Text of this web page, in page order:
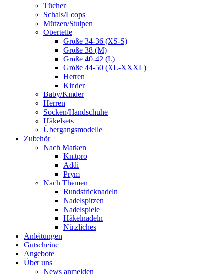
Tücher
Schals/Loops
Mützen/Stulpen
Oberteile
Größe 34-36 (XS-S)
Größe 38 (M)
Größe 40-42 (L)
Größe 44-50 (XL-XXXL)
Herren
Kinder
Baby/Kinder
Herren
Socken/Handschuhe
Häkelsets
Übergangsmodelle
Zubehör
Nach Marken
Knitpro
Addi
Prym
Nach Themen
Rundstricknadeln
Nadelspitzen
Nadelspiele
Häkelnadeln
Nützliches
Anleitungen
Gutscheine
Angebote
Über uns
News anmelden